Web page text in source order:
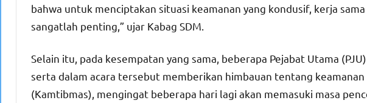
bahwa untuk menciptakan situasi keamanan yang kondusif, kerja
sangatlah penting,” ujar Kabag SDM.
Selain itu, pada kesempatan yang sama, beberapa Pejabat Utama
serta dalam acara tersebut memberikan himbauan tentang
(Kamtibmas), mengingat beberapa hari lagi akan memasuki masa